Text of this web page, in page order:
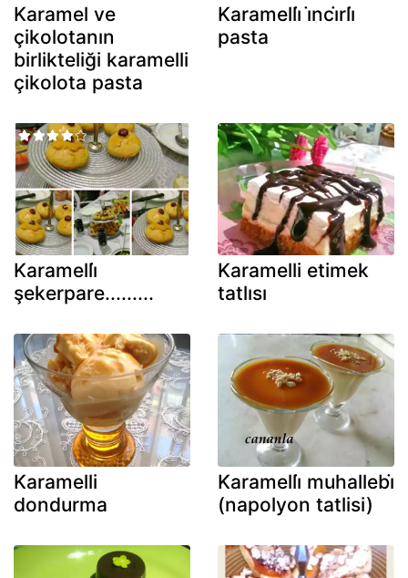
Karamel ve
çikolotanın
birlikteliği karamelli
çikolota pasta
Karamelli̇ i̇nci̇rli̇
pasta
Karamelli̇
şekerpare.........
Karamelli etimek
tatlısı
Karamelli
dondurma
Karamelli̇ muhallebi̇
(napolyon tatlisi)